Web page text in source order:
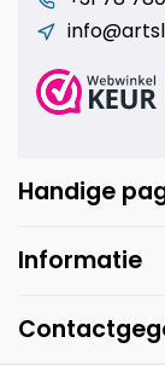
Handige
Informatie